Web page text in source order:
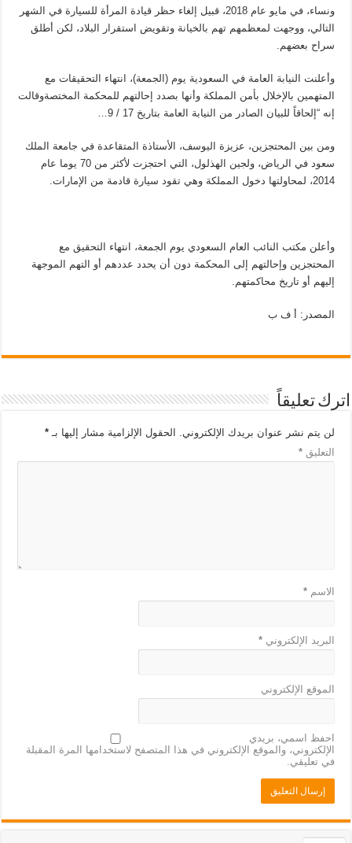
ونساء، في مايو عام 2018، قبيل إلغاء حظر قيادة المرأة للسيارة في الشهر
التالي، ووجهت لمعظمهم تهم بالخيانة وتقويض استقرار البلاد، لكن أطلق
سراح بعضهم.
وأعلنت النيابة العامة في السعودية يوم (الجمعة)، انتهاء التحقيقات مع
المتهمين بالإخلال بأمن المملكة وأنها بصدد إحالتهم للمحكمة المختصةوقالت
إنه “إلحاقاً للبيان الصادر من النيابة العامة بتاريخ 17 / 9…
ومن بين المحتجزين، عزيزة اليوسف، الأستاذة المتقاعدة في جامعة الملك
سعود في الرياض، ولجين الهذلول، التي احتجزت لأكثر من 70 يوما عام
2014، لمحاولتها دخول المملكة وهي تقود سيارة قادمة من الإمارات.
وأعلن مكتب النائب العام السعودي يوم الجمعة، انتهاء التحقيق مع
المحتجزين وإحالتهم إلى المحكمة دون أن يحدد عددهم أو التهم الموجهة
إليهم أو تاريخ محاكمتهم.
المصدر: أ ف ب
اترك تعليقاً
لن يتم نشر عنوان بريدك الإلكتروني. الحقول الإلزامية مشار إليها بـ*
التعليق*
الاسم*
البريد الإلكتروني*
الموقع الإلكتروني
احفظ اسمي، بريدي
الإلكتروني، والموقع الإلكتروني في هذا المتصفح لاستخدامها المرة المقبلة
في تعليقي.